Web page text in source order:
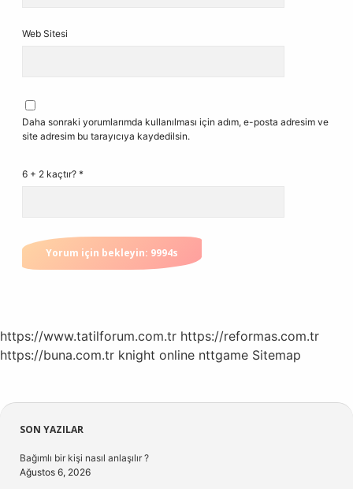
Web Sitesi
Daha sonraki yorumlarımda kullanılması için adım, e-posta adresim ve
site adresim bu tarayıcıya kaydedilsin.
6 + 2 kaçtır? *
https://www.tatilforum.com.tr https://reformas.com.tr
https://buna.com.tr knight online nttgame Sitemap
Sidebar
SON YAZILAR
Bağımlı bir kişi nasıl anlaşılır ?
Ağustos 6, 2026